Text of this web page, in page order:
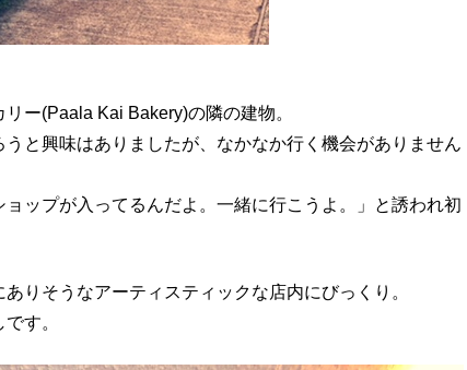
ー(Paala Kai Bakery)の隣の建物。
と興味はありましたが、なかなか行く機会がありません
ップが入ってるんだよ。一緒に行こうよ。」と誘われ初
りそうなアーティスティックな店内にびっくり。
す。